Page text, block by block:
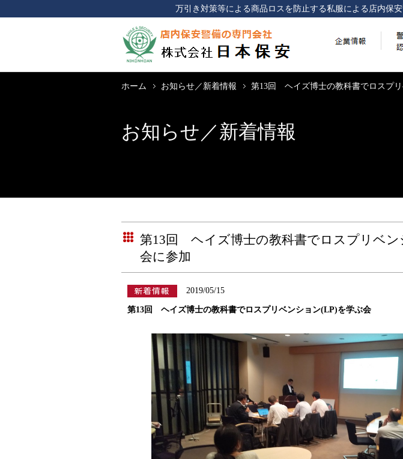
万引き対策等による商品ロスを防止する私服による店内保
ホーム お知らせ／新着情報 第13回 ヘイズ博士の教科書でロスプ
お知らせ／新着情報
第13回 ヘイズ博士の教科書でロスプリベン
会に参加
2019/05/15
第13回 ヘイズ博士の教科書でロスプリベンション(LP)を学ぶ会